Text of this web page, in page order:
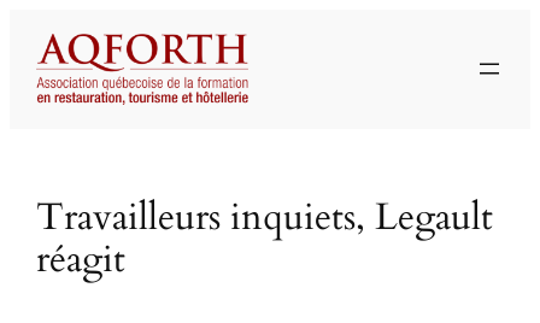
contenu
Travailleurs inquiets, Legault
réagit